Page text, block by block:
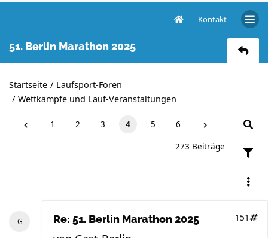
Kontakt
51. Berlin Marathon 2025
Startseite
Laufsport-Foren
Wettkämpfe und Lauf-Veranstaltungen
1 2 3 4 5 6
273 Beiträge
Re: 51. Berlin Marathon 2025 151